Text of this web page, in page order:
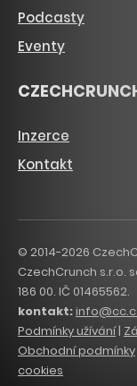
Podcasty
Eventy
Inzerce
Kontakt
© 2014-2026
CzechCrunch s.r.o.
186 00. IČ 01465562.
kontakt:
Podmínky užívání|
Obchodní podmínky
cookies